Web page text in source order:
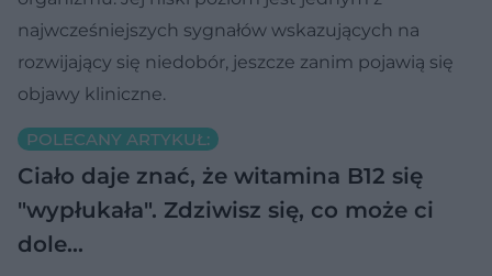
najwcześniejszych sygnałów wskazujących na
rozwijający się niedobór, jeszcze zanim pojawią się
objawy kliniczne.
POLECANY ARTYKUŁ:
Ciało daje znać, że witamina B12 się
"wypłukała". Zdziwisz się, co może ci
dole…